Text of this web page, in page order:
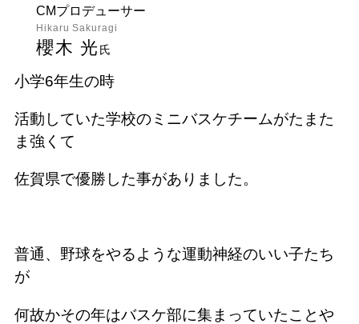
CMプロデューサー
Hikaru Sakuragi
櫻木 光氏
小学6年生の時
活動していた学校のミニバスケチームがたまた
ま強くて
佐賀県で優勝した事がありました。
普通、野球をやるような運動神経のいい子たち
が
何故かその年はバスケ部に集まっていたことや